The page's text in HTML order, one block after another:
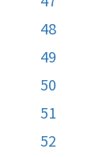
48
49
50
51
52